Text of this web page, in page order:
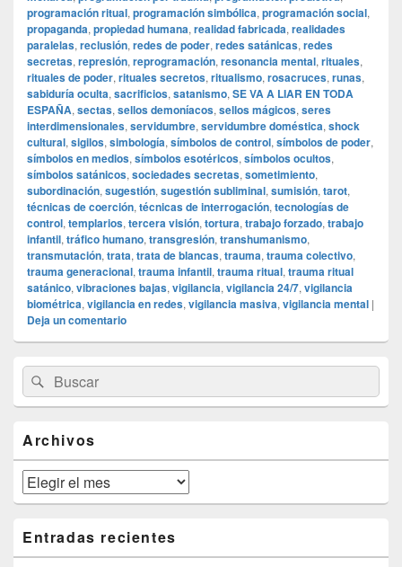
programación ritual, programación simbólica, programación social,
propaganda, propiedad humana, realidad fabricada, realidades
paralelas, reclusión, redes de poder, redes satánicas, redes
secretas, represión, reprogramación, resonancia mental, rituales,
rituales de poder, rituales secretos, ritualismo, rosacruces, runas,
sabiduría oculta, sacrificios, satanismo, SE VA A LIAR EN TODA
ESPAÑA, sectas, sellos demoníacos, sellos mágicos, seres
interdimensionales, servidumbre, servidumbre doméstica, shock
cultural, sigilos, simbología, símbolos de control, símbolos de poder,
símbolos en medios, símbolos esotéricos, símbolos ocultos,
símbolos satánicos, sociedades secretas, sometimiento,
subordinación, sugestión, sugestión subliminal, sumisión, tarot,
técnicas de coerción, técnicas de interrogación, tecnologías de
control, templarios, tercera visión, tortura, trabajo forzado, trabajo
infantil, tráfico humano, transgresión, transhumanismo,
transmutación, trata, trata de blancas, trauma, trauma colectivo,
trauma generacional, trauma infantil, trauma ritual, trauma ritual
satánico, vibraciones bajas, vigilancia, vigilancia 24/7, vigilancia
biométrica, vigilancia en redes, vigilancia masiva, vigilancia mental |
Deja un comentario
área
de
widget
lateral
primaria
Buscar
por:
Buscar
Archivos
Archivos
Entradas recientes